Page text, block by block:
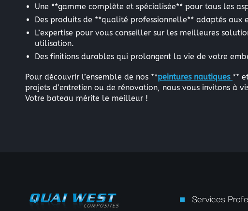
Une **gamme complète et spécialisée** pour tous les
Des produits de **qualité professionnelle** adaptés aux
L’expertise pour vous conseiller sur les meilleures
utilisation.
Des finitions durables qui prolongent la vie de votre
Pour découvrir l’ensemble de nos **peintures nautiques **
projets d’entretien ou de rénovation, nous vous invitons à
Votre bateau mérite le meilleur !
Services